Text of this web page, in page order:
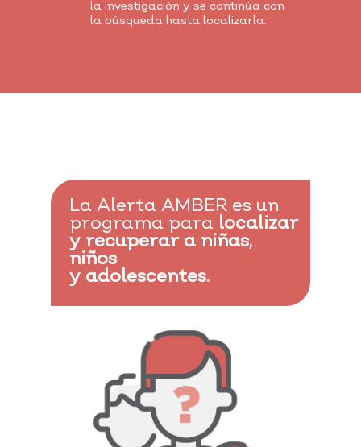
la investigación y se continúa con
la búsqueda hasta localizarla.
La Alerta AMBER es un
programa para localizar
y recuperar a niñas,
niños
y adolescentes.